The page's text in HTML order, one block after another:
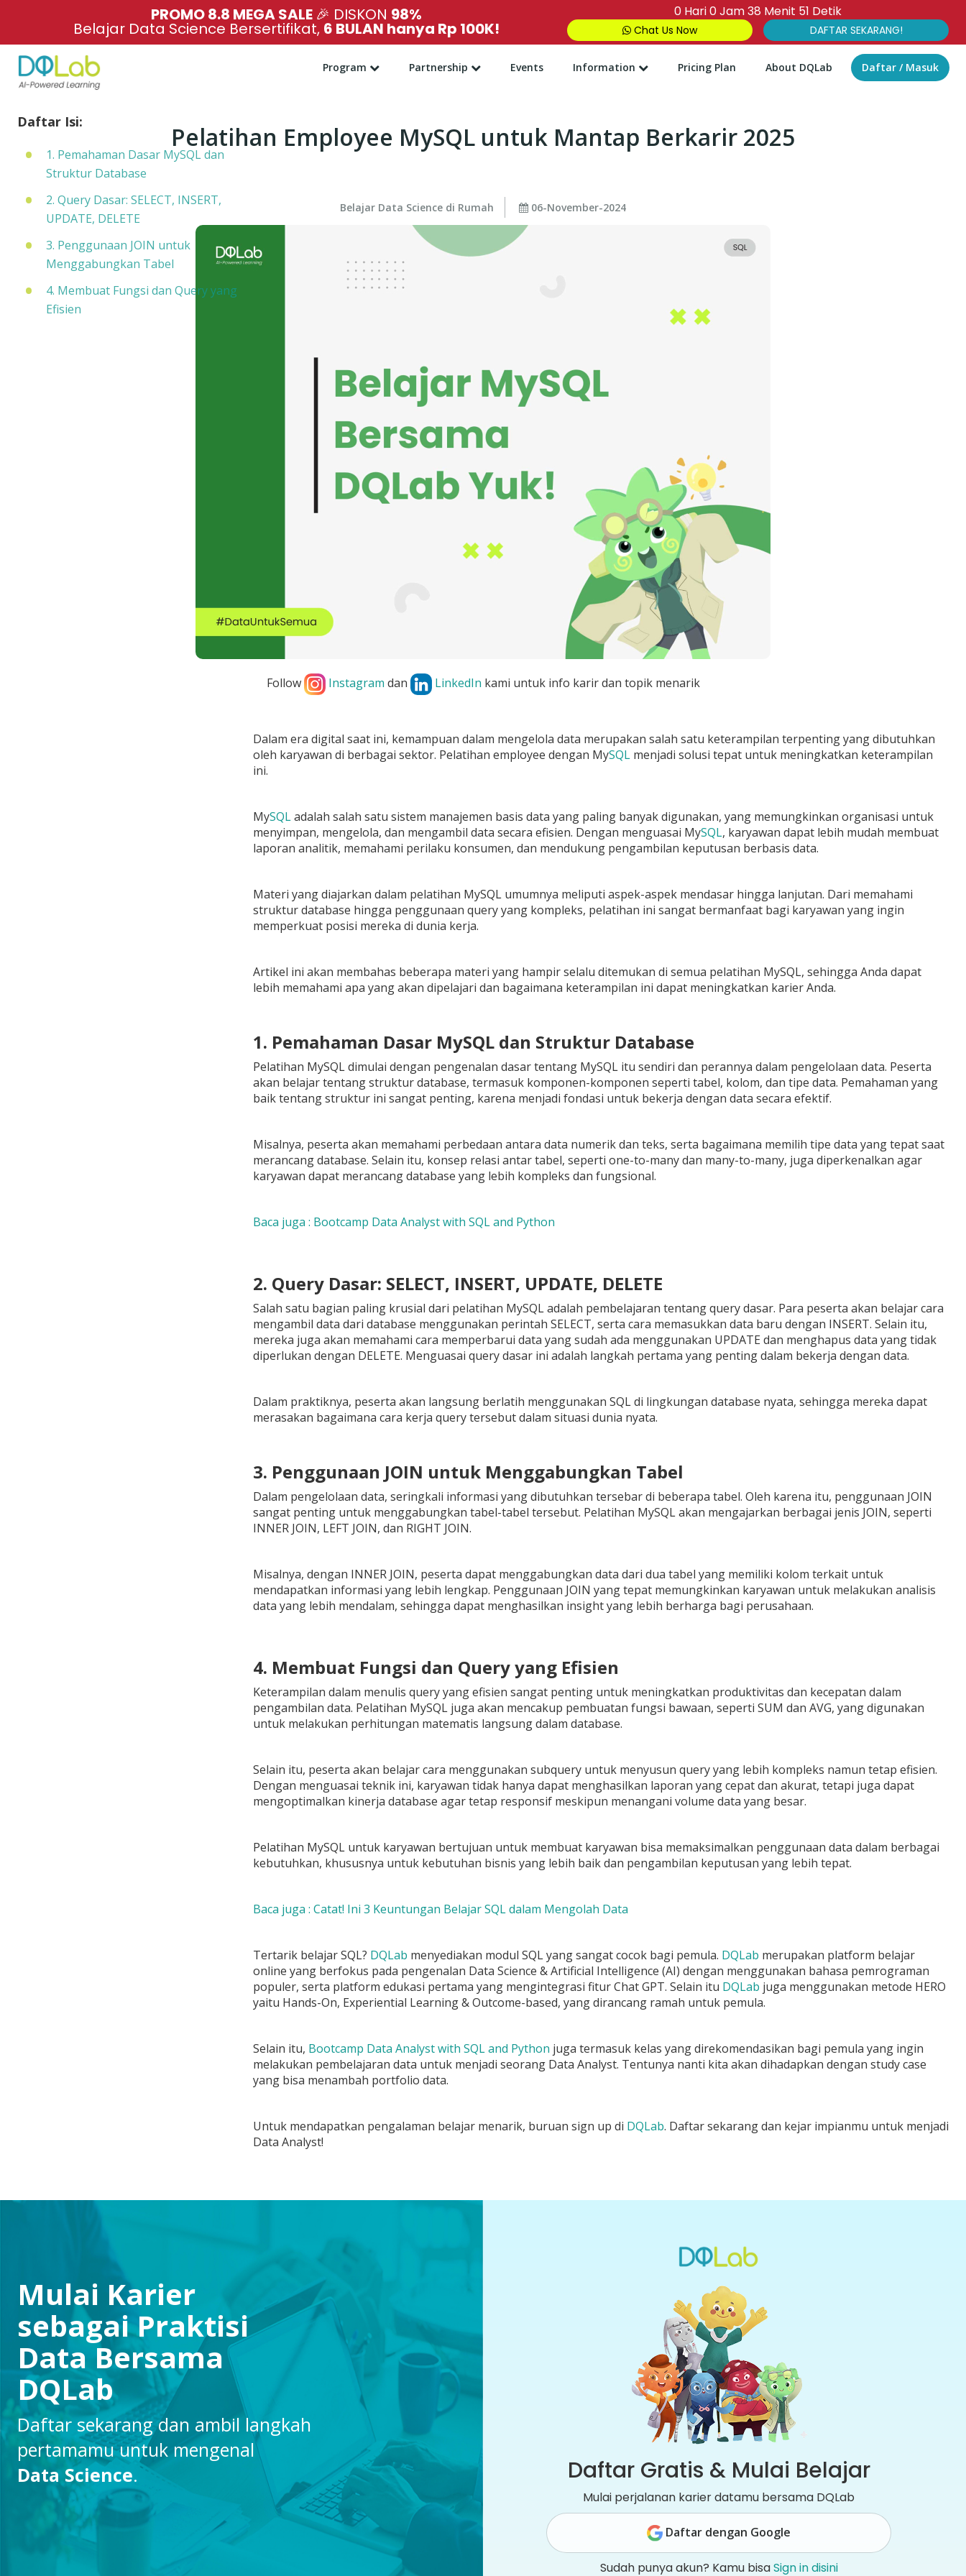
PROMO 8.8 MEGA SALE 🎉 DISKON 98%
Belajar Data Science Bersertifikat, 6 BULAN hanya Rp 100K!
0Hari0Jam38Menit 50 Detik
Chat Us Now DAFTAR SEKARANG!
Program Partnership Events Information Pricing Plan About DQLab Daftar / Masuk
Pelatihan Employee MySQL untuk Mantap Berkarir 2025
Belajar Data Science di Rumah 06-November-2024
Follow Instagram dan LinkedIn kami untuk info karir dan topik menarik
Daftar Isi:
1. Pemahaman Dasar MySQL dan
Struktur Database
2. Query Dasar: SELECT, INSERT,
UPDATE, DELETE
3. Penggunaan JOIN untuk
Menggabungkan Tabel
4. Membuat Fungsi dan Query yang
Efisien
Dalam era digital saat ini, kemampuan dalam mengelola data merupakan salah satu keterampilan terpenting yang dibutuhkan
oleh karyawan di berbagai sektor. Pelatihan employee dengan MySQLmenjadi solusi tepat untuk meningkatkan keterampilan
ini.
MySQLadalah salah satu sistem manajemen basis data yang paling banyak digunakan, yang memungkinkan organisasi untuk
menyimpan, mengelola, dan mengambil data secara efisien. Dengan menguasai MySQL, karyawan dapat lebih mudah membuat
laporan analitik, memahami perilaku konsumen, dan mendukung pengambilan keputusan berbasis data.
Materi yang diajarkan dalam pelatihan MySQL umumnya meliputi aspek-aspek mendasar hingga lanjutan. Dari memahami
struktur database hingga penggunaan query yang kompleks, pelatihan ini sangat bermanfaat bagi karyawan yang ingin
memperkuat posisi mereka di dunia kerja.
Artikel ini akan membahas beberapa materi yang hampir selalu ditemukan di semua pelatihan MySQL, sehingga Anda dapat
lebih memahami apa yang akan dipelajari dan bagaimana keterampilan ini dapat meningkatkan karier Anda.
1. Pemahaman Dasar MySQL dan Struktur Database
Pelatihan MySQL dimulai dengan pengenalan dasar tentang MySQL itu sendiri dan perannya dalam pengelolaan data. Peserta
akan belajar tentang struktur database, termasuk komponen-komponen seperti tabel, kolom, dan tipe data. Pemahaman yang
baik tentang struktur ini sangat penting, karena menjadi fondasi untuk bekerja dengan data secara efektif.
Misalnya, peserta akan memahami perbedaan antara data numerik dan teks, serta bagaimana memilih tipe data yang tepat saat
merancang database. Selain itu, konsep relasi antar tabel, seperti one-to-many dan many-to-many, juga diperkenalkan agar
karyawan dapat merancang database yang lebih kompleks dan fungsional.
Baca juga : Bootcamp Data Analyst with SQL and Python
2. Query Dasar: SELECT, INSERT, UPDATE, DELETE
Salah satu bagian paling krusial dari pelatihan MySQL adalah pembelajaran tentang query dasar. Para peserta akan belajar cara
mengambil data dari database menggunakan perintah SELECT, serta cara memasukkan data baru dengan INSERT. Selain itu,
mereka juga akan memahami cara memperbarui data yang sudah ada menggunakan UPDATE dan menghapus data yang tidak
diperlukan dengan DELETE. Menguasai query dasar ini adalah langkah pertama yang penting dalam bekerja dengan data.
Dalam praktiknya, peserta akan langsung berlatih menggunakan SQL di lingkungan database nyata, sehingga mereka dapat
merasakan bagaimana cara kerja query tersebut dalam situasi dunia nyata.
3. Penggunaan JOIN untuk Menggabungkan Tabel
Dalam pengelolaan data, seringkali informasi yang dibutuhkan tersebar di beberapa tabel. Oleh karena itu, penggunaan JOIN
sangat penting untuk menggabungkan tabel-tabel tersebut. Pelatihan MySQL akan mengajarkan berbagai jenis JOIN, seperti
INNER JOIN, LEFT JOIN, dan RIGHT JOIN.
Misalnya, dengan INNER JOIN, peserta dapat menggabungkan data dari dua tabel yang memiliki kolom terkait untuk
mendapatkan informasi yang lebih lengkap. Penggunaan JOIN yang tepat memungkinkan karyawan untuk melakukan analisis
data yang lebih mendalam, sehingga dapat menghasilkan insight yang lebih berharga bagi perusahaan.
4. Membuat Fungsi dan Query yang Efisien
Keterampilan dalam menulis query yang efisien sangat penting untuk meningkatkan produktivitas dan kecepatan dalam
pengambilan data. Pelatihan MySQL juga akan mencakup pembuatan fungsi bawaan, seperti SUM dan AVG, yang digunakan
untuk melakukan perhitungan matematis langsung dalam database.
Selain itu, peserta akan belajar cara menggunakan subquery untuk menyusun query yang lebih kompleks namun tetap efisien.
Dengan menguasai teknik ini, karyawan tidak hanya dapat menghasilkan laporan yang cepat dan akurat, tetapi juga dapat
mengoptimalkan kinerja database agar tetap responsif meskipun menangani volume data yang besar.
Pelatihan MySQL untuk karyawan bertujuan untuk membuat karyawan bisa memaksimalkan penggunaan data dalam berbagai
kebutuhkan, khususnya untuk kebutuhan bisnis yang lebih baik dan pengambilan keputusan yang lebih tepat.
Baca juga : Catat! Ini 3 Keuntungan Belajar SQL dalam Mengolah Data
Tertarik belajar SQL? DQLab menyediakan modul SQL yang sangat cocok bagi pemula. DQLab merupakan platform belajar
online yang berfokus pada pengenalan Data Science & Artificial Intelligence (AI) dengan menggunakan bahasa pemrograman
populer, serta platform edukasi pertama yang mengintegrasi fitur Chat GPT. Selain itu DQLab juga menggunakan metode HERO
yaitu Hands-On, Experiential Learning & Outcome-based, yang dirancang ramah untuk pemula.
Selain itu, Bootcamp Data Analyst with SQL and Python juga termasuk kelas yang direkomendasikan bagi pemula yang ingin
melakukan pembelajaran data untuk menjadi seorang Data Analyst. Tentunya nanti kita akan dihadapkan dengan study case
yang bisa menambah portfolio data.
Untuk mendapatkan pengalaman belajar menarik, buruan sign up di DQLab. Daftar sekarang dan kejar impianmu untuk menjadi
Data Analyst!
Mulai Karier
sebagai Praktisi
Data Bersama
DQLab
Daftar sekarang dan ambil langkah
pertamamu untuk mengenal
Data Science. Daftar Gratis & Mulai Belajar
Mulai perjalanan karier datamu bersama DQLab
Daftar dengan Google
Sudah punya akun? Kamu bisaSign in disini